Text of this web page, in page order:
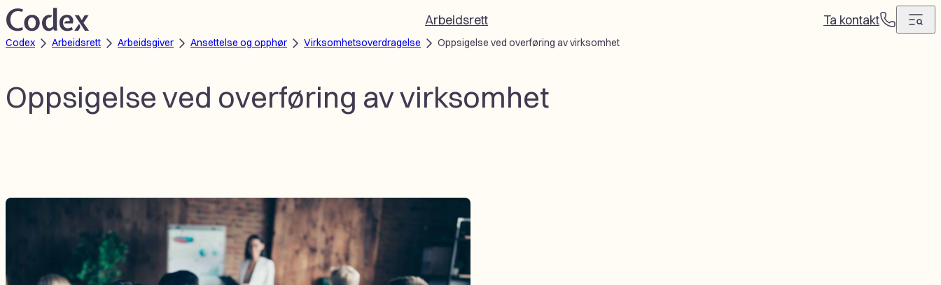
Hopp
til
innhold
Arbeidsrett Ta kontakt
T
Codex Arbeidsrett Arbeidsgiver Ansettelse og opphør Virksomhetsoverdragelse Oppsigelse ved overføring av virksomhet
Oppsigelse ved overføring av virksomhet